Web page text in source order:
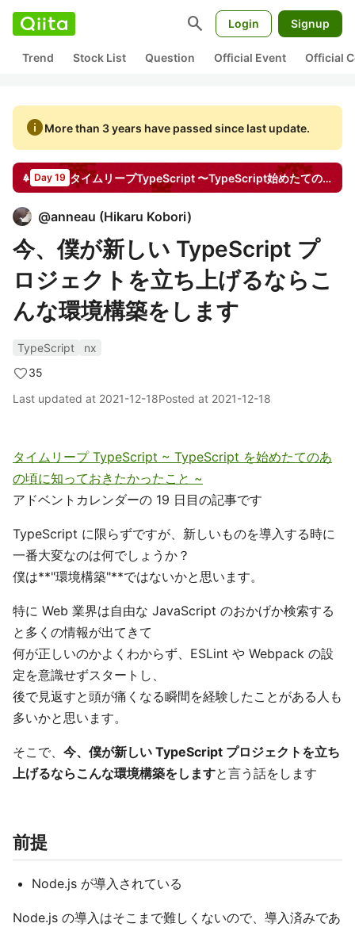
search Login Signup
Trend Stock List Question Official Event Official
infoMore than 3 years have passed since last update.
Day 19 タイムリープTypeScript 〜TypeScript始めたてのあの頃に知っておきたかったこと〜
@anneau (Hikaru Kobori)
今、僕が新しい TypeScript プ
ロジェクトを立ち上げるならこ
んな環境構築をします
TypeScript
nx
35
Last updated at 2021-12-18Posted at 2021-12-18
タイムリープ TypeScript ~ TypeScript を始めたてのあ
の頃に知っておきたかったこと ~
アドベントカレンダーの 19 日目の記事です
TypeScript に限らずですが、新しいものを導入する時に
一番大変なのは何でしょうか？
僕は**"環境構築"**ではないかと思います。
特に Web 業界は自由な JavaScript のおかげか検索する
と多くの情報が出てきて
何が正しいのかよくわからず、ESLint や Webpack の設
定を意識せずスタートし、
後で見返すと頭が痛くなる瞬間を経験したことがある人も
多いかと思います。
そこで、 今、僕が新しい TypeScript プロジェクトを立ち
上げるならこんな環境構築をしますと言う話をします
前提
Node.js が導入されている
Node.js の導入はそこまで難しくないので、導入済みであ